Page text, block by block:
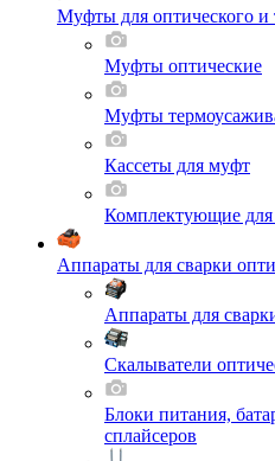
Муфты для оптического и
Муфты оптические
Муфты
Кассеты для муфт
Комплектующие
Аппараты для сварки
Аппараты для
Скалыватели
Блоки питания,
сплайсеров